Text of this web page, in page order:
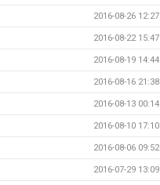
2016-08-26 12:27
2016-08-22 15:47
2016-08-19 14:44
2016-08-16 21:38
2016-08-13 00:14
2016-08-10 17:10
2016-08-06 09:52
2016-07-29 13:09